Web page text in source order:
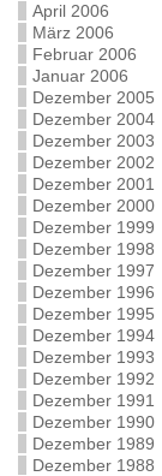
April 2006
März 2006
Februar 2006
Januar 2006
Dezember 2005
Dezember 2004
Dezember 2003
Dezember 2002
Dezember 2001
Dezember 2000
Dezember 1999
Dezember 1998
Dezember 1997
Dezember 1996
Dezember 1995
Dezember 1994
Dezember 1993
Dezember 1992
Dezember 1991
Dezember 1990
Dezember 1989
Dezember 1988